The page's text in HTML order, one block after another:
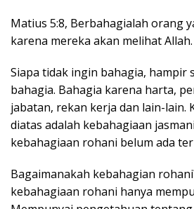
Matius 5:8, Berbahagialah orang
karena mereka akan melihat Allah.
Siapa tidak ingin bahagia, hampir
bahagia. Bahagia karena harta,
jabatan, rekan kerja dan lain-lain.
diatas adalah kebahagiaan
kebahagiaan rohani belum ada
Bagaimanakah kebahagian
kebahagiaan rohani hanya